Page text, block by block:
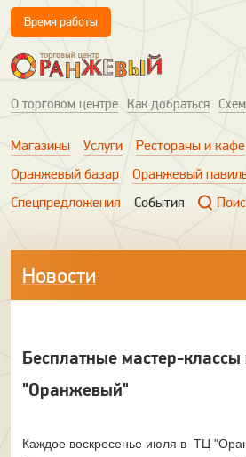
О торговом центре Как добраться
Время работы
Магазины Услуги Рестораны и кафе
Оранжевый базар
Оранжевый
Спецпредложения
События
Новости
Бесплатные мастер-
"Оранжевый"
Каждое воскресенье июля в ТЦ